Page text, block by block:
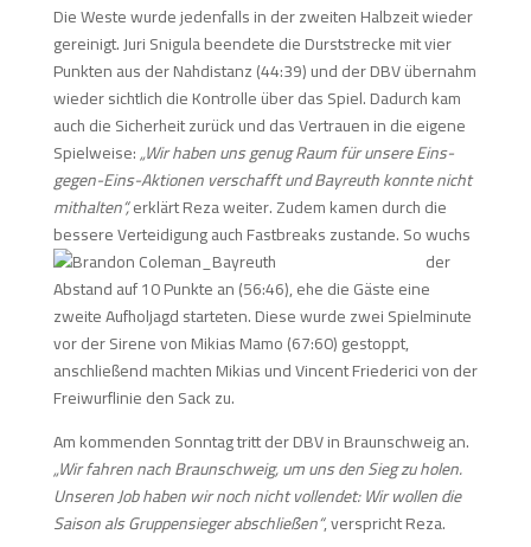
Die Weste wurde jedenfalls in der zweiten Halbzeit wieder
gereinigt. Juri Snigula beendete die Durststrecke mit vier
Punkten aus der Nahdistanz (44:39) und der DBV übernahm
wieder sichtlich die Kontrolle über das Spiel. Dadurch kam
auch die Sicherheit zurück und das Vertrauen in die eigene
Spielweise:„Wir haben uns genug Raum für unsere Eins-
gegen-Eins-Aktionen verschafft und Bayreuth konnte nicht
mithalten“,erklärt Reza weiter. Zudem kamen durch die
bessere Verteidigung auch Fastbreaks zustande.So wuchs
der
Abstand auf 10 Punkte an (56:46), ehe die Gäste eine
zweite Aufholjagd starteten. Diese wurde zwei Spielminute
vor der Sirene von Mikias Mamo (67:60) gestoppt,
anschließend machten Mikias und Vincent Friederici von der
Freiwurflinie den Sack zu.
Am kommenden Sonntag tritt der DBV in Braunschweig an.
„Wir fahren nach Braunschweig, um uns den Sieg zu holen.
Unseren Job haben wir noch nicht vollendet: Wir wollen die
Saison als Gruppensieger abschließen“, verspricht Reza.